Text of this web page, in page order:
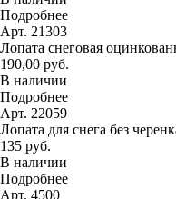
Подробнее
Арт. 21303
Лопата снеговая
190,00 руб.
В наличии
Подробнее
Арт. 22059
Лопата для снега без
135 руб.
В наличии
Подробнее
Арт. 4500